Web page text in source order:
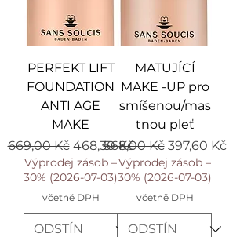
PERFEKT LIFT
FOUNDATION
ANTI AGE
MAKE
Běžná cena
669,00 Kč Zvýhodněná cena
468,30 Kč
Výprodej zásob –
30% (2026-07-03)
včetně DPH
MATUJÍCÍ
MAKE -UP pro
smíšenou/mas
tnou pleť
Běžná cena
568,00 Kč Zvýhodněná
397,60 Kč
Výprodej zásob –
30% (2026-07-03)
včetně DPH